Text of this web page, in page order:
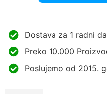
Dostava za 1 radni
Preko 10.000
Poslujemo od 2015.